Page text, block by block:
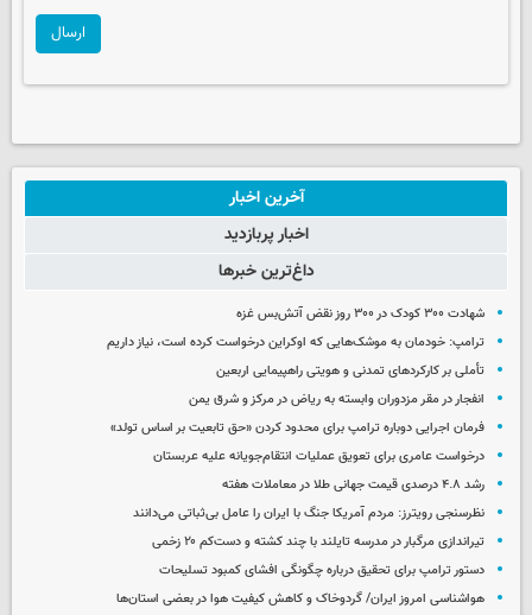
ارسال
آخرین اخبار
اخبار پربازدید
داغ‌ترین خبرها
شهادت ۳۰۰ کودک در ۳۰۰ روز نقض آتش‌بس غزه
ترامپ: خودمان به موشک‌هایی که اوکراین درخواست کرده است، نیاز داریم
تأملی بر کارکردهای تمدنی و هویتی راهپیمایی اربعین
انفجار در مقر مزدوران وابسته به ریاض در مرکز و شرق یمن
فرمان اجرایی دوباره ترامپ برای محدود کردن «حق تابعیت بر اساس تولد»
درخواست عامری برای تعویق عملیات انتقام‌جویانه علیه عربستان
رشد ۴.۸ درصدی قیمت جهانی طلا در معاملات هفته
نظرسنجی رویترز: مردم آمریکا جنگ با ایران را عامل بی‌ثباتی می‌دانند
تیراندازی مرگبار در مدرسه‌ تایلند با چند کشته و دست‌کم ۲۰ زخمی
دستور ترامپ برای تحقیق درباره چگونگی افشای کمبود تسلیحات
هواشناسی امروز ایران/ گردوخاک و کاهش کیفیت هوا در بعضی استان‌ها